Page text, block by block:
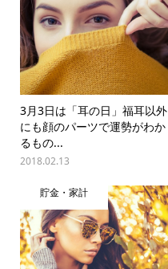
3月3日は「耳の日」福耳以外
にも顔のパーツで運勢がわか
るもの...
2018.02.13
貯金・家計